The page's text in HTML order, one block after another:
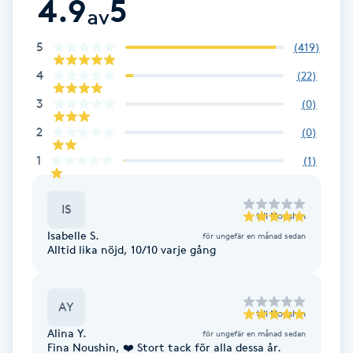
Face framing
Faceliftmassage
Fet hårbotten
Fibromassage
4.9av5
5 (419)
4 (22)
3 (0)
2 (0)
1 (1)
IS till Nooshin
Isabelle S. för ungefär en månad sedan
Alltid lika nöjd, 10/10 varje gång
AY till Nooshin
Alina Y. för ungefär en månad sedan
Fina Noushin, ❤️ Stort tack för alla dessa år.